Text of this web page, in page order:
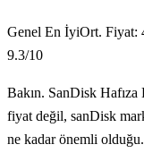
Genel En İyiOrt. Fiyat:
9.3/10
Bakın. SanDisk Hafıza
fiyat değil, sanDisk
ne kadar önemli